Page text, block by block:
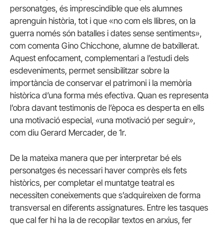
personatges, és imprescindible que els alumnes
aprenguin història, tot i que «no com els llibres, on la
guerra només són batalles i dates sense sentiments»,
com comenta Gino Chicchone, alumne de batxillerat.
Aquest enfocament, complementari a l’estudi dels
esdeveniments, permet sensibilitzar sobre la
importància de conservar el patrimoni i la memòria
històrica d’una forma més efectiva. Quan es representa
l’obra davant testimonis de l’època es desperta en ells
una motivació especial, «una motivació per seguir»,
com diu Gerard Mercader, de 1r.
De la mateixa manera que per interpretar bé els
personatges és necessari haver comprès els fets
històrics, per completar el muntatge teatral es
necessiten coneixements que s’adquireixen de forma
transversal en diferents assignatures. Entre les tasques
que cal fer hi ha la de recopilar textos en arxius, fer